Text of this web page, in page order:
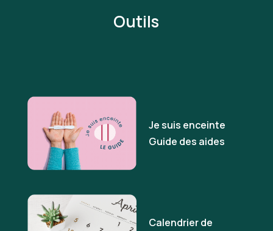
Outils
Je suis enceinte
Guide des aides
Calendrier de